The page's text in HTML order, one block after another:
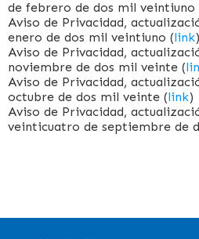
de febrero de dos mil veintiuno
Aviso de Privacidad,
enero de dos mil veintiuno (link)
Aviso de Privacidad,
noviembre de dos mil veinte (
Aviso de Privacidad,
octubre de dos mil veinte (link)
Aviso de Privacidad,
veinticuatro de septiembre de